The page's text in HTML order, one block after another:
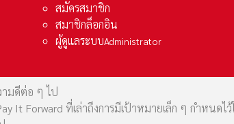
สมัครสมาชิก
สมาชิกล็อกอิน
ผู้ดูแลระบบAdministrator
ามดีต่อ ๆ ไป
It Forward ที่เล่าถึงการมีเป้าหมายเล็ก ๆ กำหน